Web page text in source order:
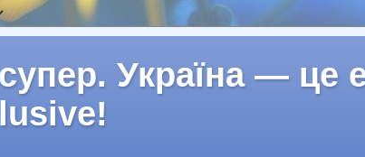
Україна — це